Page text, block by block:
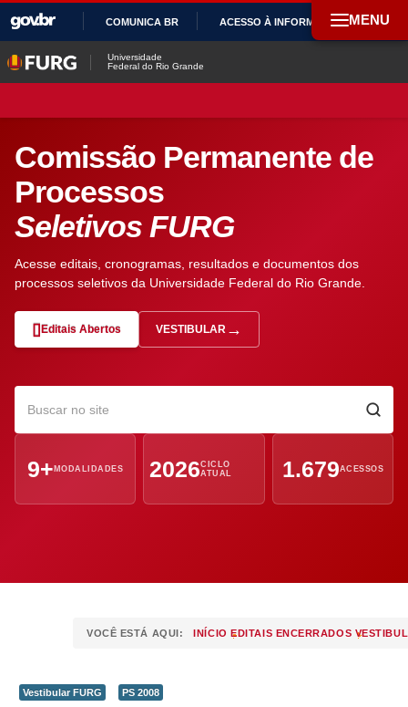
CONTEÚDO
COMUNICA BR ACESSO À INFORMAÇÃO
Universidade
Federal do Rio Grande
Comissão Permanente de
Processos
Seletivos FURG
Acesse editais, cronogramas, resultados e documentos dos
processos seletivos da Universidade Federal do Rio Grande.
Editais Abertos VESTIBULAR
— ABRE EM NOVA ABA
Pesquisar no site
9+ MODALIDADES 2026CICLO
ATUAL
1.679ACESSOS
VOCÊ ESTÁ AQUI: INÍCIO EDITAIS ENCERRADOS
Vestibular FURG PS 2008
MENU